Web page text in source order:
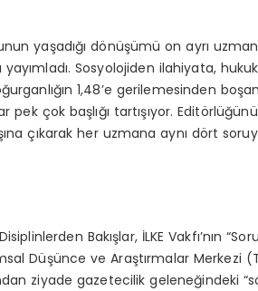
yaşadığı dönüşümü on ayrı
yayımladı. Sosyolojiden ilahiyata,
1,48’e gerilemesinden
çok başlığı tartışıyor.
çıkarak her uzmana aynı dört
Bakışlar, İLKE Vakfı’nın
Düşünce ve Araştırmalar Merkezi
ziyade gazetecilik geleneğindeki